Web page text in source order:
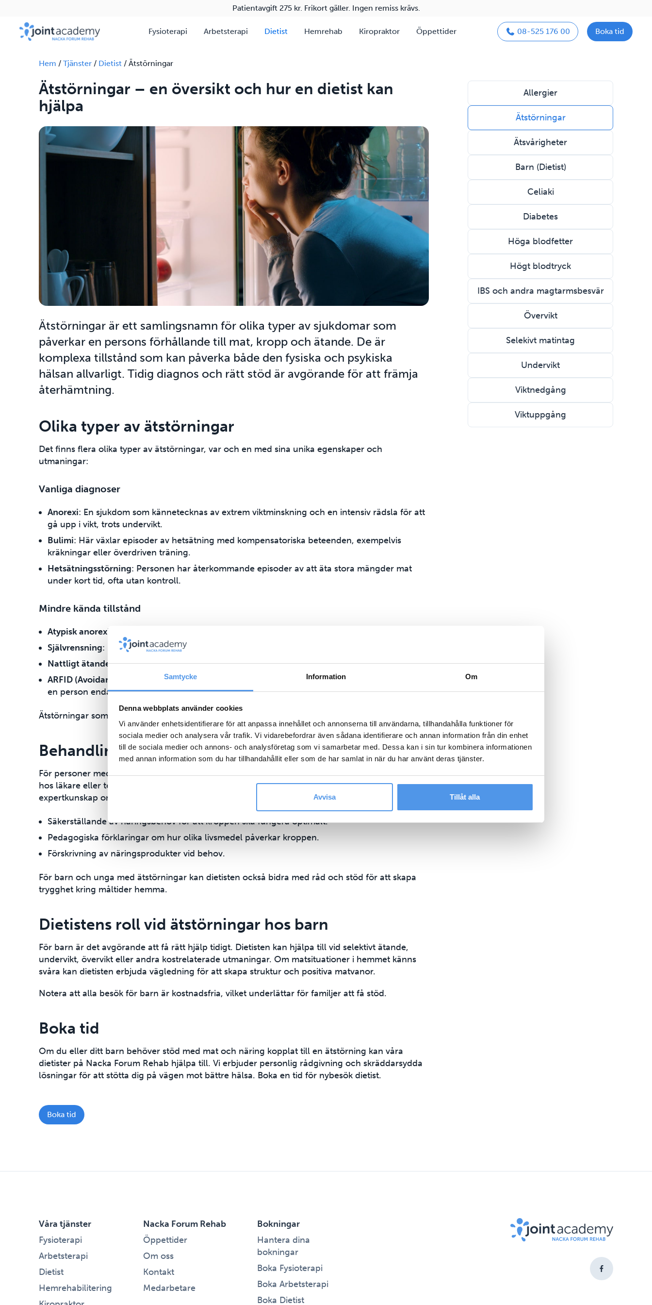
Samtycke Information Om
Denna webbplats använder cookies
Vi använder enhetsidentifierare för att anpassa innehållet och annonserna till användarna, tillhandahålla funktioner för
sociala medier och analysera vår trafik. Vi vidarebefordrar även sådana identifierare och annan information från din enhet
till de sociala medier och annons- och analysföretag som vi samarbetar med. Dessa kan i sin tur kombinera informationen
med annan information som du har tillhandahållit eller som de har samlat in när du har använt deras tjänster.
Avvisa Tillåt alla
Patientavgift 275 kr. Frikort gäller. Ingen remiss krävs.
Fysioterapi Arbetsterapi Dietist Hemrehab Kiropraktor Öppettider 08-525 176 00 Boka tid
Hem / Tjänster / Dietist / Ätstörningar
Ätstörningar – en översikt och hur en dietist kan
hjälpa
Ätstörningar är ett samlingsnamn för olika typer av sjukdomar som
påverkar en persons förhållande till mat, kropp och ätande. De är
komplexa tillstånd som kan påverka både den fysiska och psykiska
hälsan allvarligt. Tidig diagnos och rätt stöd är avgörande för att främja
återhämtning.
Olika typer av ätstörningar
Det finns flera olika typer av ätstörningar, var och en med sina unika egenskaper och
utmaningar:
Vanliga diagnoser
Anorexi: En sjukdom som kännetecknas av extrem viktminskning och en intensiv rädsla för att
gå upp i vikt, trots undervikt.
Bulimi: Här växlar episoder av hetsätning med kompensatoriska beteenden, exempelvis
kräkningar eller överdriven träning.
Hetsätningsstörning: Personen har återkommande episoder av att äta stora mängder mat
under kort tid, ofta utan kontroll.
Mindre kända tillstånd
Atypisk anorexi
Självrensning: Regelbunden matförlust (som att kräkas) utan att hetsäta.
Nattligt ätande: Återkommande episoder av att vakna och äta under natten.
ARFID (Avoidant/Restrictive Food Intake Disorder)
: Ett selektivt eller restriktivt ätbeteende där
en person endast äter några få livsmedel.
Ätstörningar som inte passar in i någon specifik diagnos är också allvarliga och kräver vård.
Behandling och stöd
För personer med ätstörningar är det viktigt att få specialiserad vård. Parallellt med behandling
hos läkare eller terapeut kan kontakt med en dietist ge ovärderligt stöd. En dietist har
expertkunskap om kost och näringslära och kan hjälpa till med:
Säkerställande av näringsbehov för att kroppen ska fungera optimalt.
Pedagogiska förklaringar om hur olika livsmedel påverkar kroppen.
Förskrivning av näringsprodukter vid behov.
För barn och unga med ätstörningar kan dietisten också bidra med råd och stöd för att skapa
trygghet kring måltider hemma.
Dietistens roll vid ätstörningar hos barn
För barn är det avgörande att få rätt hjälp tidigt. Dietisten kan hjälpa till vid selektivt ätande,
undervikt, övervikt eller andra kostrelaterade utmaningar. Om matsituationer i hemmet känns
svåra kan dietisten erbjuda vägledning för att skapa struktur och positiva matvanor.
Notera att alla besök för barn är kostnadsfria, vilket underlättar för familjer att få stöd.
Boka tid
Om du eller ditt barn behöver stöd med mat och näring kopplat till en ätstörning kan våra
dietister på Nacka Forum Rehab hjälpa till. Vi erbjuder personlig rådgivning och skräddarsydda
lösningar för att stötta dig på vägen mot bättre hälsa. Boka en tid för nybesök dietist.
Boka tid
Allergier
Ätstörningar
Ätsvårigheter
Barn (Dietist)
Celiaki
Diabetes
Höga blodfetter
Högt blodtryck
IBS och andra magtarmsbesvär
Övervikt
Selekivt matintag
Undervikt
Viktnedgång
Viktuppgång
Våra tjänster
Fysioterapi
Arbetsterapi
Dietist
Hemrehabilitering
Nacka Forum Rehab
Öppettider
Om oss
Kontakt
Medarbetare
Bokningar
Hantera dina
bokningar
Boka Fysioterapi
Boka Arbetsterapi
Boka Dietist